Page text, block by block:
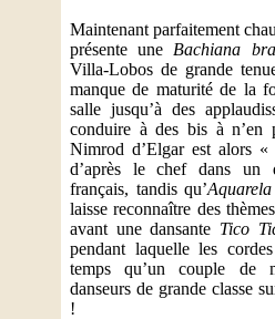
Maintenant parfaitement
présente une Bachiana
Villa-Lobos de grande
manque de maturité de la
salle jusqu’à des
conduire à des bis à n’en
Nimrod d’Elgar est alors
d’après le chef dans un
français, tandis qu’
laisse reconnaître des
avant une dansante Tico
pendant laquelle les
temps qu’un couple de
danseurs de grande classe
!